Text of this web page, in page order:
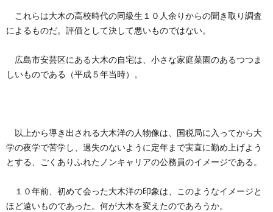
これらは大木の高校時代の同級生１０人余りからの聞き取り調査
によるものだ。評価として決して悪いものではない。
広島市安芸区にある大木の自宅は、小さな家庭菜園のあるつつま
しいものである（平成５年当時）。
以上から導き出される大木洋の人物像は、国税局に入ってから大
学の夜学で苦学し、過失のないように定年まで実直に勤め上げよう
とする、ごくありふれたノンキャリアの公務員のイメージである。
１０年前、初めて会った大木洋の印象は、このようなイメージと
ほど遠いものであった。何が大木を変えたのであろうか。